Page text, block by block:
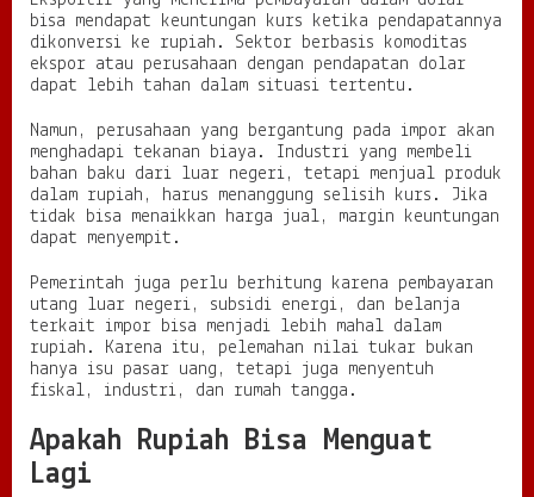
bisa mendapat keuntungan kurs ketika pendapatannya
dikonversi ke rupiah. Sektor berbasis komoditas
ekspor atau perusahaan dengan pendapatan dolar
dapat lebih tahan dalam situasi tertentu.
Namun, perusahaan yang bergantung pada impor akan
menghadapi tekanan biaya. Industri yang membeli
bahan baku dari luar negeri, tetapi menjual produk
dalam rupiah, harus menanggung selisih kurs. Jika
tidak bisa menaikkan harga jual, margin keuntungan
dapat menyempit.
Pemerintah juga perlu berhitung karena pembayaran
utang luar negeri, subsidi energi, dan belanja
terkait impor bisa menjadi lebih mahal dalam
rupiah. Karena itu, pelemahan nilai tukar bukan
hanya isu pasar uang, tetapi juga menyentuh
fiskal, industri, dan rumah tangga.
Apakah Rupiah Bisa Menguat
Lagi